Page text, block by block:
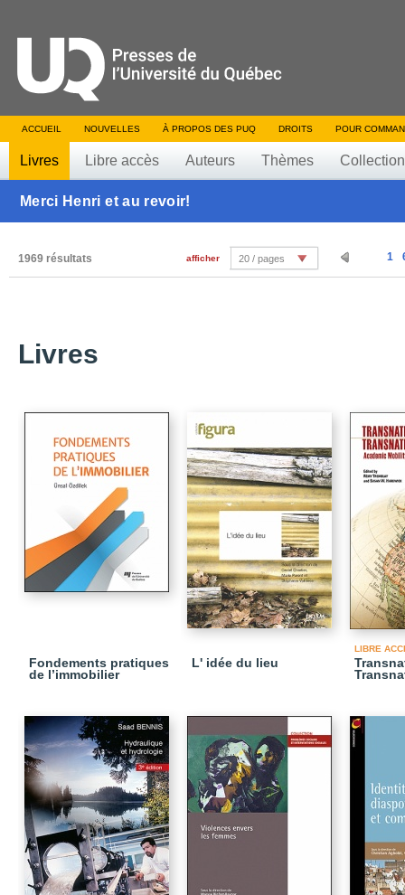
ACCUEIL NOUVELLES À PROPOS DES PUQ DROITS POUR
Livres Libre accès Auteurs Thèmes
Merci Henri et au revoir!
1969 résultats 1
afficher 20 / pages
Livres
Fondements pratiques
de l’immobilier
L' idée du lieu
LIBRE